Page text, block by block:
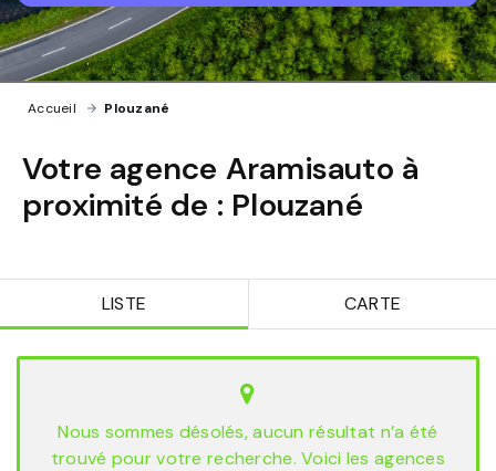
Accueil › Plouzané
Votre agence Aramisauto à
proximité de : Plouzané
LISTE CARTE
Nous sommes désolés, aucun résultat n’a été
trouvé pour votre recherche. Voici les agences